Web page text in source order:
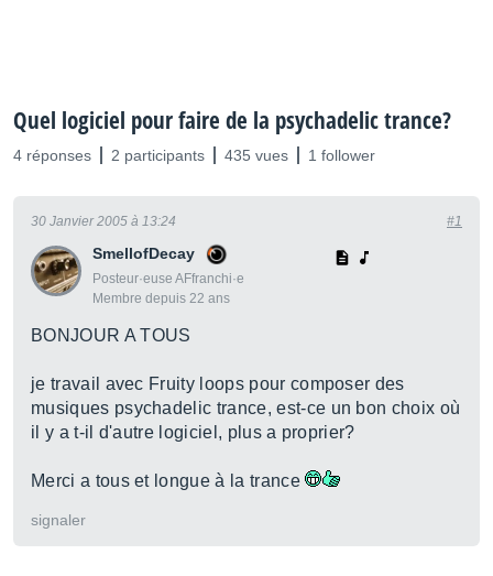
Quel logiciel pour faire de la psychadelic trance?
4 réponses 2 participants 435 vues 1 follower
SmellofDecay
Posteur·euse AFfranchi·e
Membre depuis 22 ans
30 Janvier 2005 à 13:24 #1
BONJOUR A TOUS
je travail avec Fruity loops pour composer des
musiques psychadelic trance, est-ce un bon choix où
il y a t-il d'autre logiciel, plus a proprier?
Merci a tous et longue à la trance
signaler